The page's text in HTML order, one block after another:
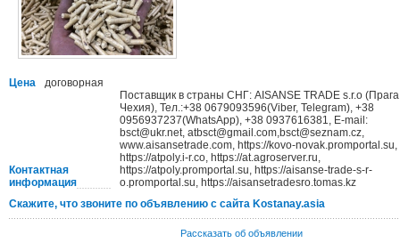
Цена договорная
Контактная
информация
Поставщик в страны СНГ: AISANSE TRADE s.r.o
Чехия), Тел.:+38 0679093596(Viber, Telegram), +38
0956937237(WhatsApp), +38 0937616381, E-mail:
bsct@ukr.net, atbsct@gmail.com,bsct@seznam.cz,
www.aisansetrade.com, https://kovo-novak.promportal.su,
https://atpoly.i-r.co, https://at.agroserver.ru,
https://atpoly.promportal.su, https://aisanse-trade-s-r-
o.promportal.su, https://aisansetradesro.tomas.kz
Скажите, что звоните по объявлению с сайта Kostanay.asia
Рассказать об объявлении